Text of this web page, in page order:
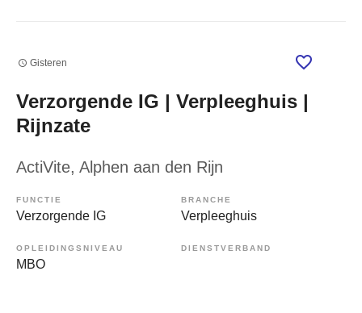
Gisteren
Verzorgende IG | Verpleeghuis |
Rijnzate
ActiVite, Alphen aan den Rijn
FUNCTIE
Verzorgende IG
BRANCHE
Verpleeghuis
OPLEIDINGSNIVEAU
MBO
DIENSTVERBAND